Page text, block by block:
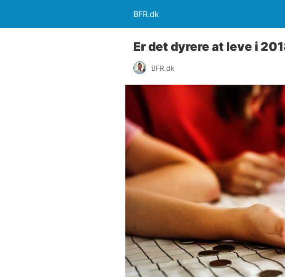
BFR.dk
Er det dyrere at leve i
BFR.dk